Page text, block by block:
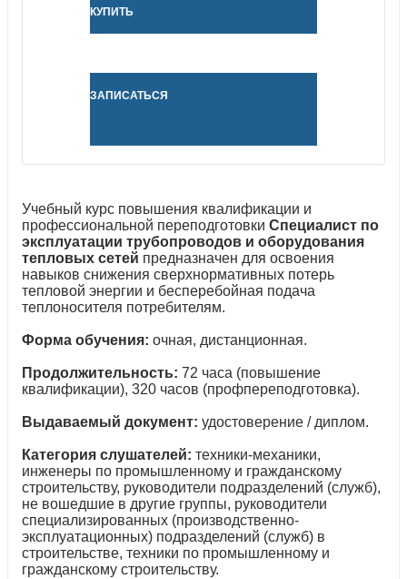
КУПИТЬ
ЗАПИСАТЬСЯ
Учебный курс повышения квалификации и
профессиональной переподготовки Специалист по
эксплуатации трубопроводов и оборудования
тепловых сетей предназначен для освоения
навыков снижения сверхнормативных потерь
тепловой энергии и бесперебойная подача
теплоносителя потребителям.
Форма обучения: очная, дистанционная.
Продолжительность: 72 часа (повышение
квалификации), 320 часов (профпереподготовка).
Выдаваемый документ: удостоверение / диплом.
Категория слушателей: техники-механики,
инженеры по промышленному и гражданскому
строительству, руководители подразделений (служб),
не вошедшие в другие группы, руководители
специализированных (производственно-
эксплуатационных) подразделений (служб) в
строительстве, техники по промышленному и
гражданскому строительству.